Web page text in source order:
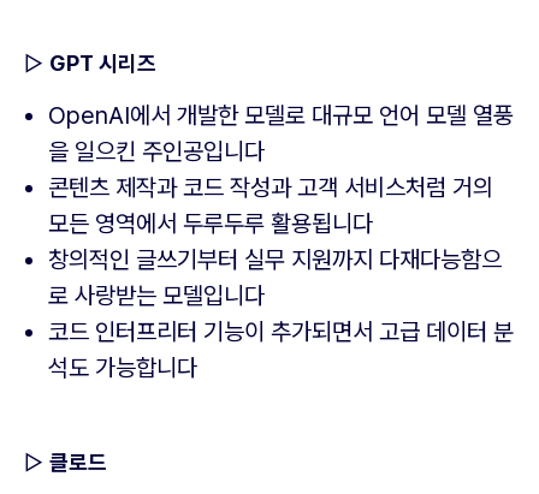
▷ GPT 시리즈
OpenAI에서 개발한 모델로 대규모 언어 모델 열풍
을 일으킨 주인공입니다
콘텐츠 제작과 코드 작성과 고객 서비스처럼 거의
모든 영역에서 두루두루 활용됩니다
창의적인 글쓰기부터 실무 지원까지 다재다능함으
로 사랑받는 모델입니다
코드 인터프리터 기능이 추가되면서 고급 데이터 분
석도 가능합니다
▷ 클로드